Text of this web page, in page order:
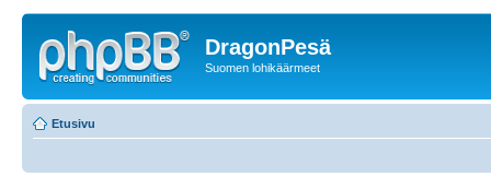
DragonPesä
Suomen lohikäärmeet
Etusivu